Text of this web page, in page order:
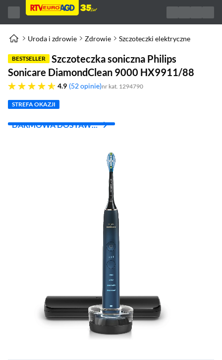
Uroda i zdrowie Zdrowie Szczoteczki elektryczne
BESTSELLER
Szczoteczka soniczna Philips
Sonicare DiamondClean 9000 HX9911/88
4.9
4.9 gwiazdek 52 opinie nr kat. 1294790
STREFA OKAZJI
DARMOWA DOSTAWA